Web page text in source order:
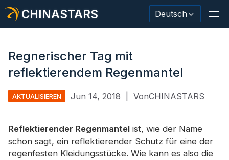
CHINASTARS Deutsch
Sicherheitskleidung
Im Dunkeln leuchtendes Material
Regnerischer Tag mit
reflektierendem Regenmantel
AKTUALISIEREN Jun 14, 2018 VonCHINASTARS
Reflektierender Regenmantel ist, wie der Name
schon sagt, ein reflektierender Schutz für eine der
regenfesten Kleidungsstücke. Wie kann es also die